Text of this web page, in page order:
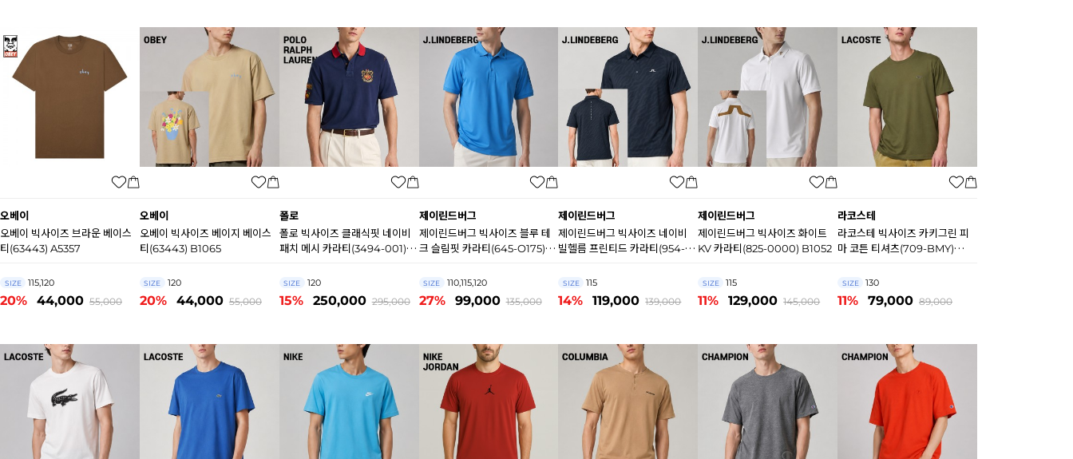
오베이
오베이 빅사이즈 브라운 베이스
티(63443) A5357
SIZE 115,120
20% 44,000 55,000
오베이
오베이 빅사이즈 베이지 베이스
티(63443) B1065
SIZE 120
20% 44,000 55,000
폴로
폴로 빅사이즈 클래식핏 네이비
패치 메시 카라티(3494-001)
SIZE 120
15% 250,000 295,000
제이린드버그
제이린드버그 빅사이즈 블루 테
크 슬림핏 카라티(645-O175)
SIZE 110,115,120
27% 99,000 135,000
제이린드버그
제이린드버그 빅사이즈 네이비
빌헬름 프린티드 카라티(954-
SIZE 115
14% 119,000 139,000
제이린드버그
제이린드버그 빅사이즈 화이트
KV 카라티(825-0000) B1052
SIZE 115
11% 129,000 145,000
라코스테
라코스테 빅사이즈 카키그린 피
마 코튼 티셔츠(709-BMY)
SIZE 130
11% 79,000 89,000